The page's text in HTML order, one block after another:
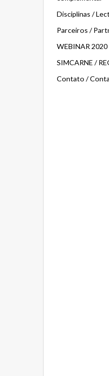
Disciplinas /
Parceiros /
WEBINAR 2020
SIMCARNE /
Contato /